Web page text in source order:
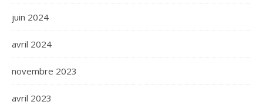
juin 2024
avril 2024
novembre 2023
avril 2023